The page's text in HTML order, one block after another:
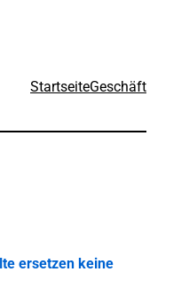
StartseiteGeschäft
ersetzen keine